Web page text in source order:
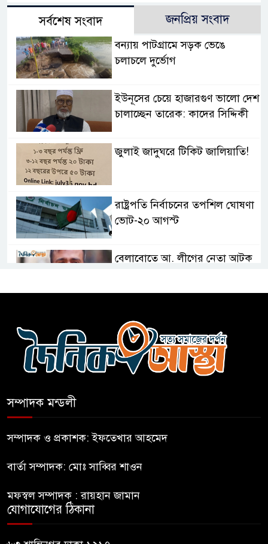
সর্বশেষ সংবাদ জনপ্রিয় সংবাদ
বন্যায় পাটগ্রামে সড়ক ভেঙে
চলাচলে দুর্ভোগ
ইউনূসের চেয়ে হাজারগুণ ভালো দেশ
চালাচ্ছেন তারেক: কাদের সিদ্দিকী
জুলাই জাদুঘরে টিকিট জালিয়াতি!
রাষ্ট্রপতি নির্বাচনের তপশিল ঘোষণা
ভোট-২০ আগস্ট
বেলাবোতে আ. লীগের নেতা আটক
ছাড়লেন ১১ দলের নেতারা
এআই বক্তব্য দিয়েছে শেখ হাসিনা
ঐক্যের পদযাত্রা আটকে দিলো
সুযোগ দেওয়ায় ঢাকার ক্ষোভ
সম্পাদক মন্ডলী
সম্পাদক ও প্রকাশক: ইফতেখার আহমেদ
বার্তা সম্পাদক: মোঃ সাব্বির শাওন
মফস্বল সম্পাদক : রায়হান জামান
যোগাযোগের ঠিকানা